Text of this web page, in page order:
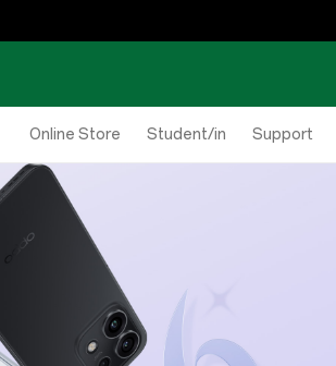
Online Store Student/in Support